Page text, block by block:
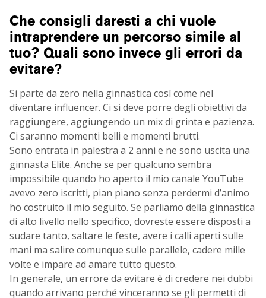
Che consigli daresti a chi vuole
intraprendere un percorso simile al
tuo? Quali sono invece gli errori da
evitare?
Si parte da zero nella ginnastica così come nel
diventare influencer. Ci si deve porre degli obiettivi da
raggiungere, aggiungendo un mix di grinta e pazienza.
Ci saranno momenti belli e momenti brutti.
Sono entrata in palestra a 2 anni e ne sono uscita una
ginnasta Elite. Anche se per qualcuno sembra
impossibile quando ho aperto il mio canale YouTube
avevo zero iscritti, pian piano senza perdermi d’animo
ho costruito il mio seguito. Se parliamo della ginnastica
di alto livello nello specifico, dovreste essere disposti a
sudare tanto, saltare le feste, avere i calli aperti sulle
mani ma salire comunque sulle parallele, cadere mille
volte e impare ad amare tutto questo.
In generale, un errore da evitare è di credere nei dubbi
quando arrivano perché vinceranno se gli permetti di